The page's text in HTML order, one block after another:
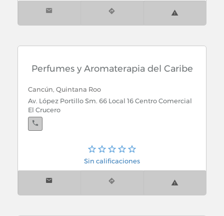
Perfumes y Aromaterapia del Caribe
Cancún, Quintana Roo
Av. López Portillo Sm. 66 Local 16 Centro Comercial
El Crucero
Sin calificaciones